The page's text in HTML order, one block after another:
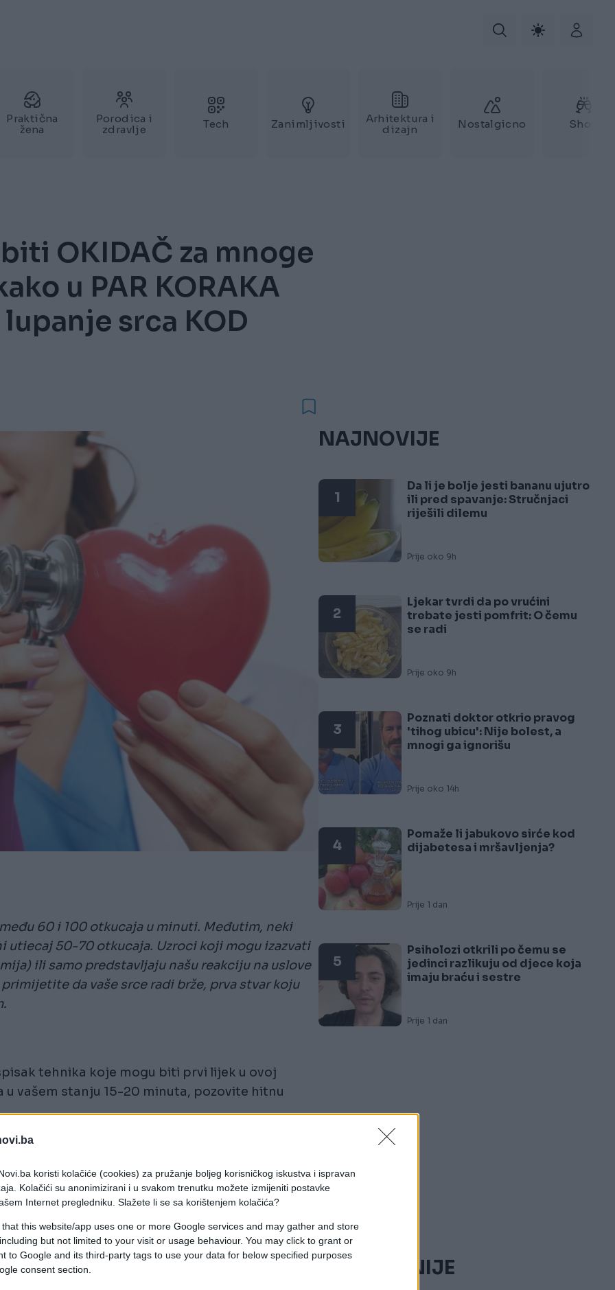
koristi kolačiće (cookies) za pružanje boljeg korisničkog iskustva i ispravan
Kolačići su anonimizirani i u svakom trenutku možete izmijeniti postavke
Internet pregledniku. Slažete li se sa korištenjem kolačića?
this website/app uses one or more Google services and may gather and store
but not limited to your visit or usage behaviour. You may click to grant or
to Google and its third-party tags to use your data for below specified purposes
consent section.
Praktična
žena
Porodica i
zdravlje
Tech Zanimljivosti
Arhitektura i
dizajn
Nostalgicno Show
OKIDAČ za mnoge
u PAR KORAKA
srca KOD
60 i 100 otkucaja u minuti. Međutim, neki
50-70 otkucaja. Uzroci koji mogu izazvati
ili samo predstavljaju našu reakciju na uslove
da vaše srce radi brže, prva stvar koju
tehnika koje mogu biti prvi lijek u ovoj
vašem stanju 15-20 minuta, pozovite hitnu
NAJNOVIJE
1
Da li je bolje jesti bananu ujutro
ili pred spavanje: Stručnjaci
riješili dilemu
Prije oko 9h
2
Ljekar tvrdi da po vrućini
trebate jesti pomfrit: O čemu
se radi
Prije oko 9h
3
Poznati doktor otkrio pravog
'tihog ubicu': Nije bolest, a
mnogi ga ignorišu
Prije oko 14h
4
Pomaže li jabukovo sirće kod
dijabetesa i mršavljenja?
Prije 1 dan
5
Psiholozi otkrili po čemu se
jedinci razlikuju od djece koja
imaju braću i sestre
Prije 1 dan
NAJČITANIJE